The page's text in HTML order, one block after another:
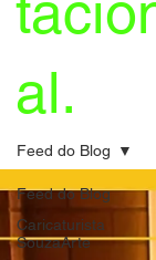
al.
Feed do Blog
Caricaturista
SouzaArte
Feed do Blog